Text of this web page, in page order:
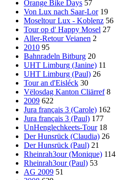
Orange Bike Days 57
Von Lux nach Saar-Lor 19
Moseltour Lux - Koblenz 56
Tour op d' Happy Mosel 27
Aller-Retour Veianen 2
2010 95
Bahnradeln Bitburg 20
UHT Limburg (Janine) 11
UHT Limburg (Paul) 26
Tour an d'Eisléck 30
Vëlosdag Kanton Cliärref 8
2009 622
Jura français 3 (Carole) 162
Jura français 3 (Paul) 177
UnHenglechkeets-Tour 18
Der Hunsrück (Claudia) 26
Der Hunsrück (Paul) 21
Rheinrah3our (Monique) 114
Rheinrah3our (Paul) 53
AG 2009 51